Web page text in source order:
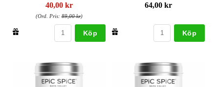
40,00 kr
(Ord. Pris: 89,00 kr)
Köp
64,00 kr
Köp